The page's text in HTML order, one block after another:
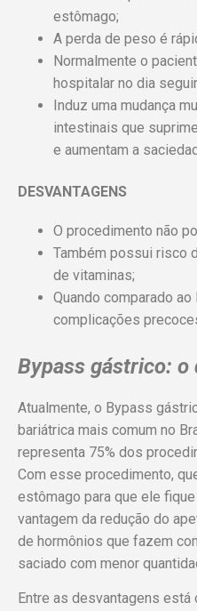
estômago;
A perda de peso é
Normalmente o
hospitalar no dia
Induz uma mudança
intestinais que
e aumentam a
DESVANTAGENS
O procedimento não
Também possui risco
de vitaminas;
Quando comparado
complicações
Bypass gástrico: o
Atualmente, o Bypass
bariátrica mais comum no
representa 75% dos
Com esse procedimento,
estômago para que ele
vantagem da redução do
de hormônios que fazem
saciado com menor
Entre as desvantagens